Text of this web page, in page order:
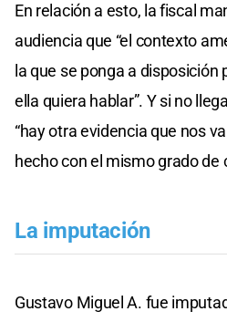
En relación a esto, la fiscal
audiencia que “el contexto
la que se ponga a
ella quiera hablar”. Y si no
“hay otra evidencia que nos
hecho con el mismo grado de
La imputación
Gustavo Miguel A. fue